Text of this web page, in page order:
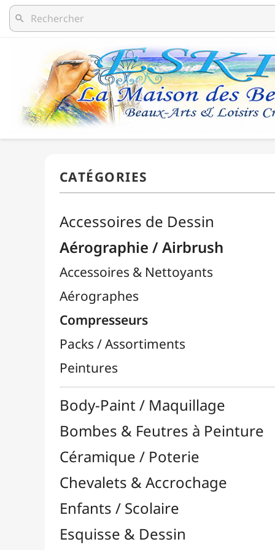
search
Accessoires & Nettoyants
Compresseurs
Packs / Assortiments
Peintures
Body-Paint / Maquillage
Céramique / Poterie
Chevalets & Accrochage
Enfants / Scolaire
Feutres & Stylos
Librairie / Livres
Loisirs Créatifs
Médiums, Vernis & Colles
Modelage / Sculpture
Peintures / Couleurs
Pinceaux & Outils
Résines / Moulage
Supports Dessin & Peinture
Transport / Rangement
Vannerie / Rotin